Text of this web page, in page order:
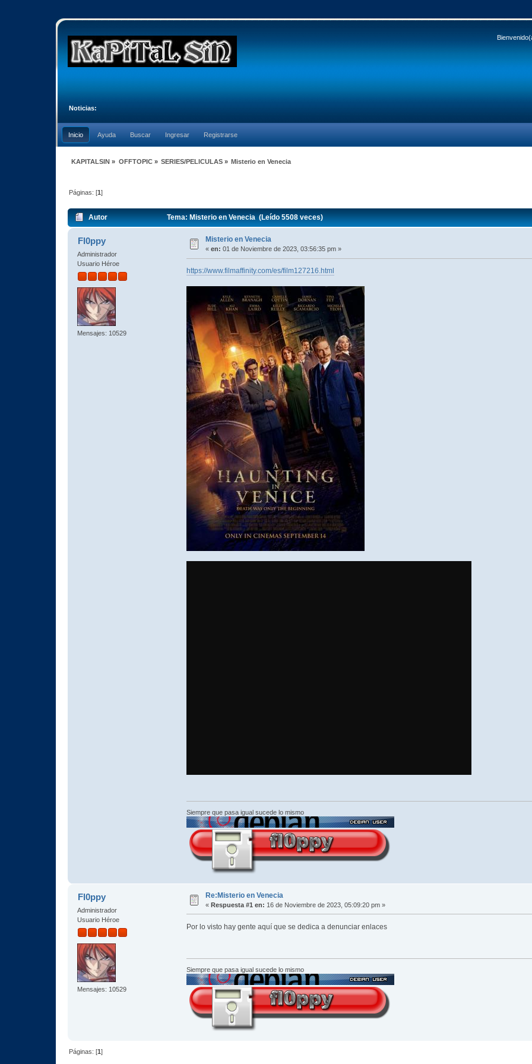
Noticias:
Inicio Ayuda Buscar Ingresar Registrarse
KAPITALSIN » OFFTOPIC» SERIES/PELICULAS » Misterio en Venecia
Páginas: [1]
Autor Tema: Misterio en Venecia (Leído 5508 veces)
Fl0ppy
Administrador
Usuario Héroe
Mensajes: 10529
Misterio en Venecia
«en: 01 de Noviembre de 2023, 03:56:35 pm »
https://www.filmaffinity.com/es/film127216.html
Siempre que pasa igual sucede lo mismo
Fl0ppy
Administrador
Usuario Héroe
Mensajes: 10529
Re:Misterio en Venecia
«Respuesta #1 en: 16 de Noviembre de 2023, 05:09:20 pm »
Por lo visto hay gente aquí que se dedica a denunciar enlaces
Siempre que pasa igual sucede lo mismo
Páginas: [1]